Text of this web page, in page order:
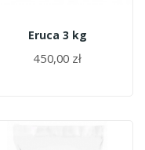
Eruca 3 kg
450,00 zł